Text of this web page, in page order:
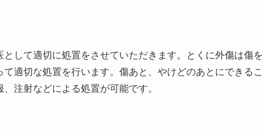
して適切に処置をさせていただきます。とくに外傷は傷を
適切な処置を行います。傷あと、やけどのあとにできるこ
注射などによる処置が可能です。